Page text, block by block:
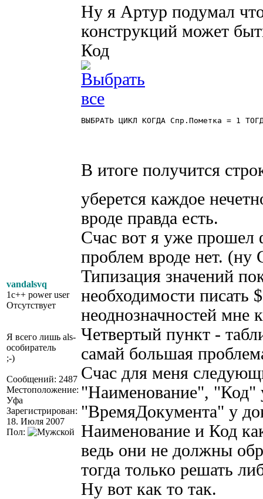
vandalsvq
1c++ power user
Отсутствует
Я всего лишь als-
особиратель
;-)
Сообщений: 2487
Местоположение:
Уфа
Зарегистрирован:
18. Июля 2007
Пол:
Ну я Артур подумал
конструкций может
Код
ВЫБРАТЬ ЦИКЛ КОГДА Спр.Пометка = 1
В итоге получится
уберется каждое
вроде правда есть.
Счас вот я уже
проблем вроде нет.
Типизация значений
необходимости писать
неоднозначностей мне
Четвертый пункт -
самай большая
Счас для меня
"Наименование", "Код"
"ВремяДокумента" у
Наименование и Код
ведь они не должны
тогда только решать
Ну вот как то так.